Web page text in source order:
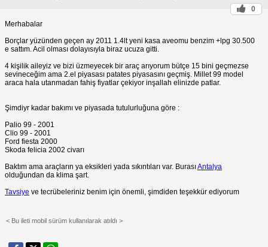
0
Merhabalar
Borçlar yüzünden geçen ay 2011 1.4lt yeni kasa aveomu benzim +lpg 30.500
e sattım. Acil olması dolayısıyla biraz ucuza gitti.
4 kişilik aileyiz ve bizi üzmeyecek bir araç arıyorum bütçe 15 bini geçmezse
sevineceğim ama 2.el piyasası patates piyasasını geçmiş. Millet 99 model
araca hala utanmadan fahiş fiyatlar çekiyor inşallah elinizde patlar.
Şimdiyr kadar bakımı ve piyasada tutulurluğuna göre :
Palio 99 - 2001
Clio 99 - 2001
Ford fiesta 2000
Skoda felicia 2002 civarı
Baktım ama araçların ya eksikleri yada sıkıntıları var. BurasıAntalya
olduğundan da klima şart.
Tavsiye ve tecrübeleriniz benim için önemli, şimdiden teşekkür ediyorum
< Bu ileti mobil sürüm kullanılarak atıldı >